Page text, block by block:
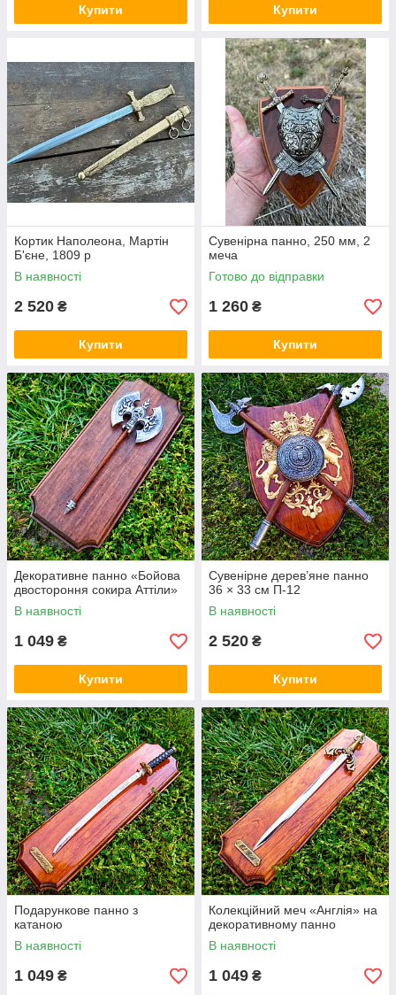
Купити Купити
Кортик Наполеона, Мартін
Б'єне, 1809 р
В наявності
2 520 ₴
Купити
Сувенірна панно, 250 мм, 2
меча
Готово до відправки
1 260 ₴
Купити
Декоративне панно «Бойова
двостороння сокира Аттіли»
В наявності
1 049 ₴
Купити
Сувенірне дерев’яне панно
36 × 33 см П-12
В наявності
2 520 ₴
Купити
Подарункове панно з
катаною
В наявності
1 049 ₴
Колекційний меч «Англія» на
декоративному панно
В наявності
1 049 ₴